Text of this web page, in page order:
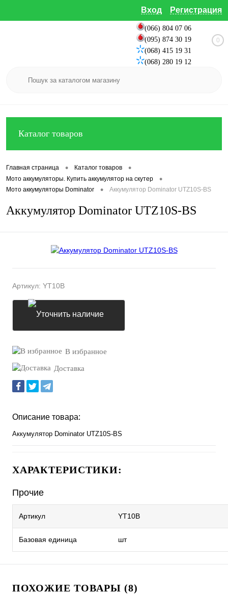
Вход Регистрация
(066) 804 07 06
(095) 874 30 19
(068) 415 19 31
(068) 280 19 12
0
Каталог товаров
Главная страница • Каталог товаров •
Мото аккумуляторы. Купить аккумулятор на скутер •
Мото аккумуляторы Dominator • Аккумулятор Dominator UTZ10S-BS
Аккумулятор Dominator UTZ10S-BS
Артикул: YT10B
В избранное
Доставка
Описание товара:
Аккумулятор Dominator UTZ10S-BS
ХАРАКТЕРИСТИКИ:
Прочие
Артикул YT10B
Базовая единица шт
ПОХОЖИЕ ТОВАРЫ (8)